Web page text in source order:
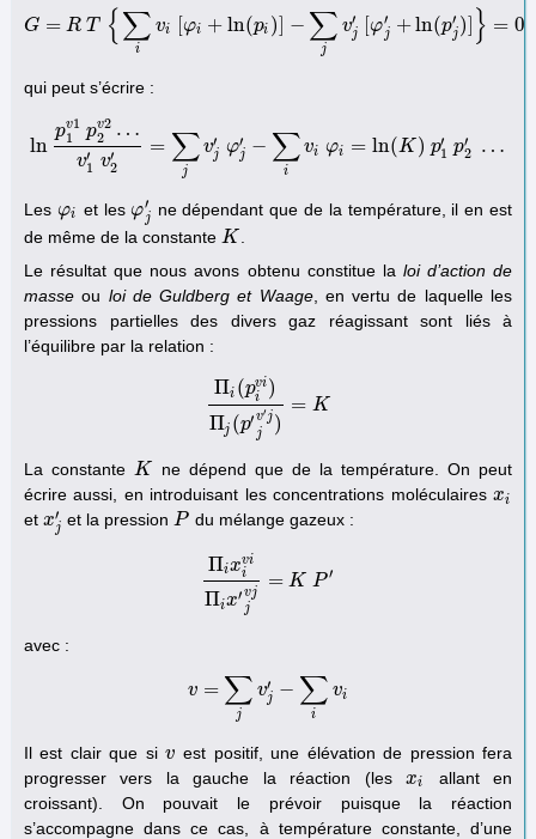
G = R T {∑
i
vi [φi + ln(pi )] − ∑
j
v′
j [φ′
j +ln(p′
j)] } = 0
G= T ∑iv [φ i+ln(pi ) −∑j vj′ φj′+ ln(pj )]}=0
qui peut s’écrire :
ln
pv1
1
pv2
2
…
v′
1 v′
2
= ∑
j
v′
j φ′
j − ∑
i
vi φi = ln(K ) p′
1 p′
2 …
lnp1v1 p2 v2…v1 v2 =∑ vj′ φj′ ∑iv i φi =ln (K) p1 p2′ …
Les φi
φi et lesφ′
j
φj′ ne dépendant que de la température, il en est
de même de la constante K
K .
Le résultat que nous avons obtenu constitue la loi d’action de
masse ou loi de Guldberg et Waage, en vertu de laquelle les
pressions partielles des divers gaz réagissant sont liés à
l’équilibre par la relation :
Πi (pvi
i
)
Πj (p′v′ j
j
)
= K
Πi(pivi)Πj(p ′jv′ )=K
La constante K
K
ne dépend que de la température. On peut
écrire aussi, en introduisant les concentrations moléculairesxi
xi
et x′
j
xj′ et la pression P
P du mélange gazeux :
Πixvi
i
Πix′vj
j
= K P ′
ΠixiviΠi x′jv j=K P′
avec :
v = ∑
j
v′
j − ∑
i
vi
v= jvj′ −∑ vi
Il est clair que siv
v est positif, une élévation de pression fera
progresser vers la gauche la réaction (lesxi
xi
allant en
croissant). On pouvait le prévoir puisque la réaction
s’accompagne dans ce cas, à température constante, d’une